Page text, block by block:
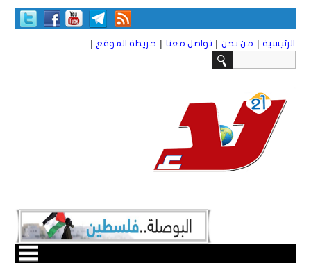
الرئيسية | من نحن | تواصل معنا | خريطة الموقع |